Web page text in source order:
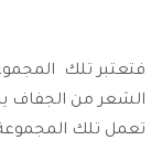
فتعتبر تلك
الشعر من الجفاف
تعمل تلك